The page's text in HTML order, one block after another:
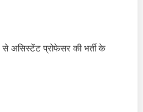
से असिस्टेंट प्रोफेसर की भर्ती के